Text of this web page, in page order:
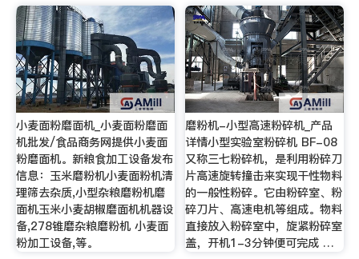
小麦面粉磨面机_小麦面粉磨面
机批发/食品商务网提供小麦面
粉磨面机。新粮食加工设备发布
信息：玉米磨粉机小麦面粉机清
理筛去杂质,小型杂粮磨粉机磨
面机玉米小麦胡椒磨面机机器设
备,278锥磨杂粮磨粉机 小麦面
粉加工设备,等。
磨粉机-小型高速粉碎机_产品
详情小型实验室粉碎机 BF-08
又称三七粉碎机，是利用粉碎刀
片高速旋转撞击来实现干性物料
的一般性粉碎。它由粉碎室、粉
碎刀片、高速电机等组成。物料
直接放入粉碎室中，旋紧粉碎室
盖，开机1-3分钟便可完成 …